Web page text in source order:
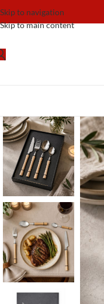
Skip to navigation
Skip to main content